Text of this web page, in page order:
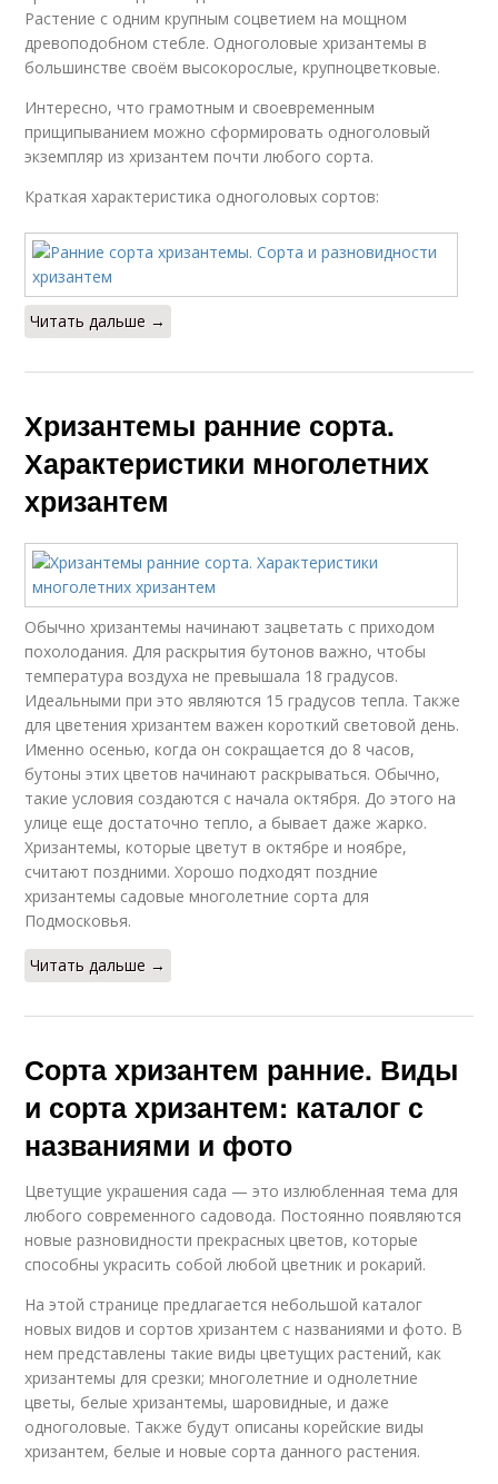
Растение с одним крупным соцветием на мощном
древоподобном стебле. Одноголовые хризантемы в
большинстве своём высокорослые, крупноцветковые.
Интересно, что грамотным и своевременным
прищипыванием можно сформировать одноголовый
экземпляр из хризантем почти любого сорта.
Краткая характеристика одноголовых сортов:
Читать дальше →
Хризантемы ранние сорта.
Характеристики многолетних
хризантем
Обычно хризантемы начинают зацветать с приходом
похолодания. Для раскрытия бутонов важно, чтобы
температура воздуха не превышала 18 градусов.
Идеальными при это являются 15 градусов тепла. Также
для цветения хризантем важен короткий световой день.
Именно осенью, когда он сокращается до 8 часов,
бутоны этих цветов начинают раскрываться. Обычно,
такие условия создаются с начала октября. До этого на
улице еще достаточно тепло, а бывает даже жарко.
Хризантемы, которые цветут в октябре и ноябре,
считают поздними. Хорошо подходят поздние
хризантемы садовые многолетние сорта для
Подмосковья.
Читать дальше →
Сорта хризантем ранние. Виды
и сорта хризантем: каталог с
названиями и фото
Цветущие украшения сада — это излюбленная тема для
любого современного садовода. Постоянно появляются
новые разновидности прекрасных цветов, которые
способны украсить собой любой цветник и рокарий.
На этой странице предлагается небольшой каталог
новых видов и сортов хризантем с названиями и фото. В
нем представлены такие виды цветущих растений, как
хризантемы для срезки; многолетние и однолетние
цветы, белые хризантемы, шаровидные, и даже
одноголовые. Также будут описаны корейские виды
хризантем, белые и новые сорта данного растения.